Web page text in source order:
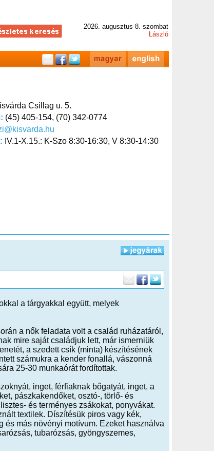
2026. augusztus 8. szombat
László
Csillag u. 5.
(45) 405-154, (70) 342-0774
IV.1-X.15.: K-Szo 8:30-16:30, V 8:30-14:30
a tárgyakkal együtt, melyek
a nők feladata volt a család ruházatáról,
mire saját családjuk lett, már ismerniük
a szedett csík (minta) készítésének
számukra a kender fonallá, vászonná
25-30 munkaórát fordítottak.
inget, férfiaknak bőgatyát, inget, a
pászkakendőket, osztó-, törlő- és
és terményes zsákokat, ponyvákat.
textilek. Díszítésük piros vagy kék,
és más növényi motívum. Ezeket használva
tubarózsás, gyöngyszemes,